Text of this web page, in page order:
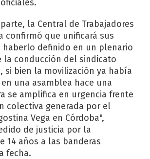
parte, la Central de Trabajadores
confirmó que unificará sus
haberlo definido en un plenario
la conducción del sindicato
si bien la movilización ya había
una asamblea hace una
se amplifica en urgencia frente
colectiva generada por el
Vega en Córdoba",
de justicia por la
14 años a las banderas
fecha.